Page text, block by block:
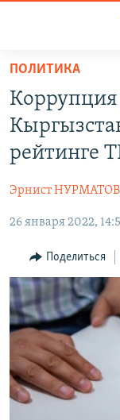
Вернуться
основному
содержанию
Вернутся
главной
навигации
Вернутся
поиску
КАЗАХСТАН
КЫРГЫЗСТАН
НОВОСТИ
ВОЙНА В
КЫРГЫЗЧА
ЎЗБЕКЧА
ТОҶИКӢ
TÜRKMENÇE
Все сайты РСЕ/
ПОЛИТИКА
Коррупция
рейтинге
Эрнист НУРМАТОВ
26 января 2022,
Поделиться